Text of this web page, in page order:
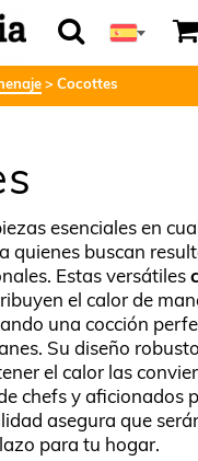
Cocottes
esenciales en
quienes buscan
Estas versátiles
el calor de
una cocción
Su diseño
el calor las
chefs y aficionados
asegura que
para tu hogar.